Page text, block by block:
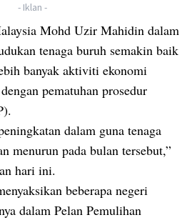
- Iklan -
Mohd Uzir Mahidin dalam
tenaga buruh semakin baik
banyak aktiviti ekonomi
pematuhan prosedur
dalam guna tenaga
menurun pada bulan tersebut,”
hari ini.
beberapa negeri
dalam Pelan Pemulihan